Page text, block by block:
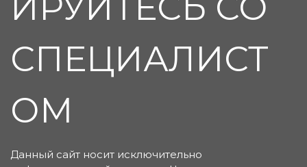
СПЕЦИАЛИСТ
ОМ
Данный сайт носит исключительно